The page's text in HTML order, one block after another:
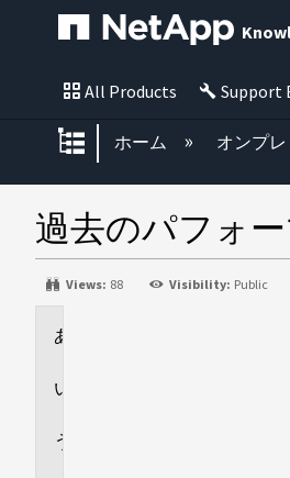
All Products Support
グローバル階
ホーム オンプレ
過去のパフォ
Views: 88 Visibility: Public